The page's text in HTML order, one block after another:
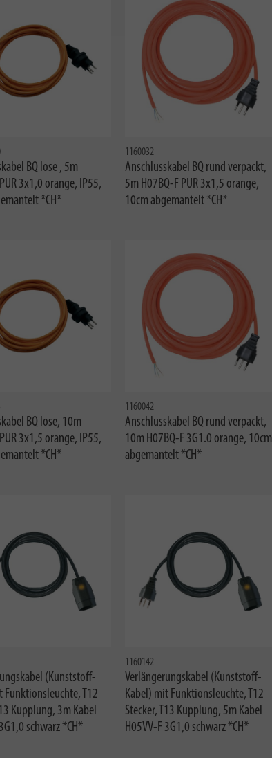
BQ lose , 5m
3x1,0 orange, IP55,
*CH*
1160032
Anschlusskabel BQ rund verpackt,
5m H07BQ-F PUR 3x1,5 orange,
10cm abgemantelt *CH*
BQ lose, 10m
3x1,5 orange, IP55,
*CH*
1160042
Anschlusskabel BQ rund verpackt,
10m H07BQ-F 3G1.0 orange, 10cm
abgemantelt *CH*
(Kunststoff-
Funktionsleuchte, T12
Kupplung, 3m Kabel
schwarz *CH*
1160142
Verlängerungskabel (Kunststoff-
Kabel) mit Funktionsleuchte, T12
Stecker, T13 Kupplung, 5m Kabel
H05VV-F 3G1,0 schwarz *CH*